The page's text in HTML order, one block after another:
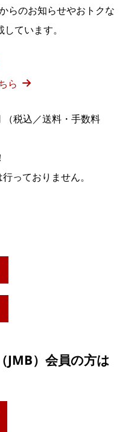
らのお知らせやおトクな
ています。
ら
税込／送料・手数料
っておりません。
JMB）会員の方は